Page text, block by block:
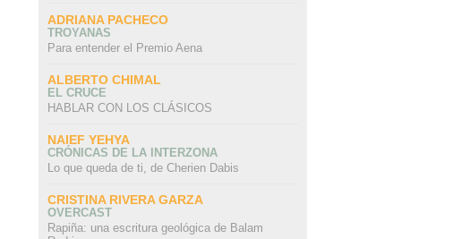
ADRIANA PACHECO
TROYANAS
Para entender el Premio Aena
ALBERTO CHIMAL
EL CRUCE
HABLAR CON LOS CLÁSICOS
NAIEF YEHYA
CRÓNICAS DE LA INTERZONA
Lo que queda de ti, de Cherien Dabis
CRISTINA RIVERA GARZA
OVERCAST
Rapiña: una escritura geológica de Balam